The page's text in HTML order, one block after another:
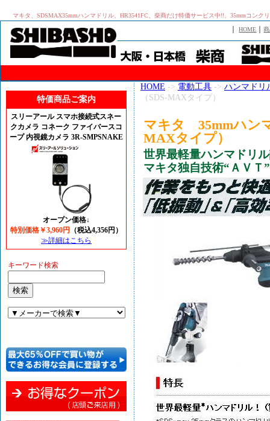
マキタ、SDSMAX35mmハンマドリル、HR3541FC、柴商だけ特価サービス中!!、35mmコン
｜HOME ｜
特価商品ご案内
スリーアール スマホ接続式スネー
クカメラ コネーク ファイバースコ
ープ 内視鏡カメラ 3R-SMPSNAKE
オープン価格↓
特別価格￥3,960円
（税込4,356円）
≫詳細はこちら
キーワード検索
HOME -> 電動工具 -> ハンマドリ
（SDS-MAXタイプ）
マキタ 35mmハン
MAXタイプ）
世界最軽量ハンマドリ
マキタ独自技術“ＡＶＴ